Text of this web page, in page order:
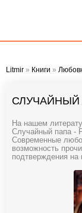
Litmir » Книги »
СЛУЧАЙНЫЙ
На нашем
Случайный папа -
Современные
возможность
подтверждения на